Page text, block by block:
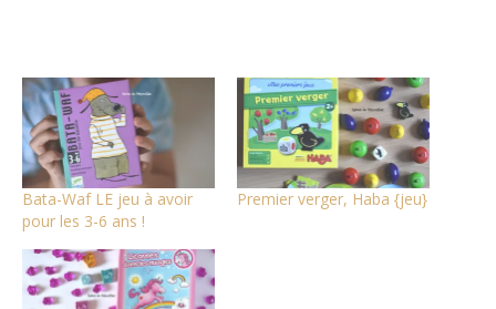
Bata-Waf LE jeu à avoir
pour les 3-6 ans !
Premier verger, Haba {jeu}